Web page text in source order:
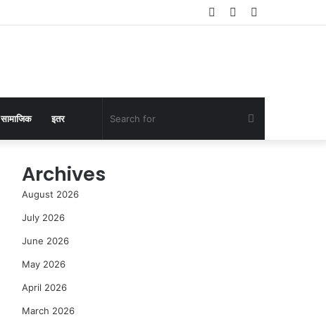
Random
Log
सामाजिक इतर Search
Archives
August 2026
July 2026
June 2026
May 2026
April 2026
March 2026